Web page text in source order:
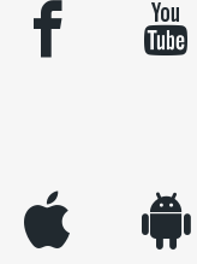
facebook youtube
appleinc android